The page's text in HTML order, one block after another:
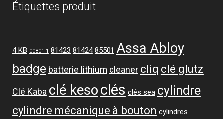
Étiquettes produit
4 KB 00801-1 81423 81424 85501 Assa Abloy
badge batterie lithium cleaner cliq clé glutz
Clé Kaba clé kesoclés clés sea cylindre
cylindre mécanique à bouton cylindres